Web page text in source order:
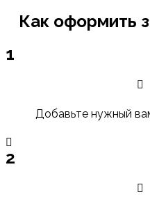
Как оформить
1
Добавьте нужный
2